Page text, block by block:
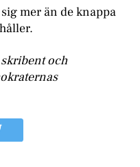
mer än de knappa
och